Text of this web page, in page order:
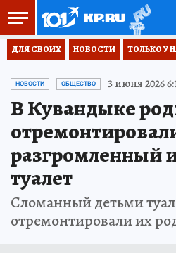
ДЛЯ СВОИХ НОВОСТИ ТОЛЬКО У
НОВОСТИ ОБЩЕСТВО 3 июня 2026
В Кувандыке
разгромленный
туалет
Сломанный детьми
отремонтировали их